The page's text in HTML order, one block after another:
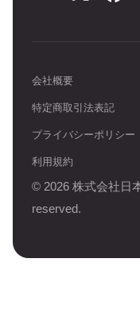
会社概要
特定商取引法表記
プライバシーポリシー
利用規約
© 2026 株式会社日
reserved.